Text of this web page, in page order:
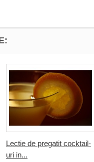
Lectie de pregatit cocktail-
uri in...